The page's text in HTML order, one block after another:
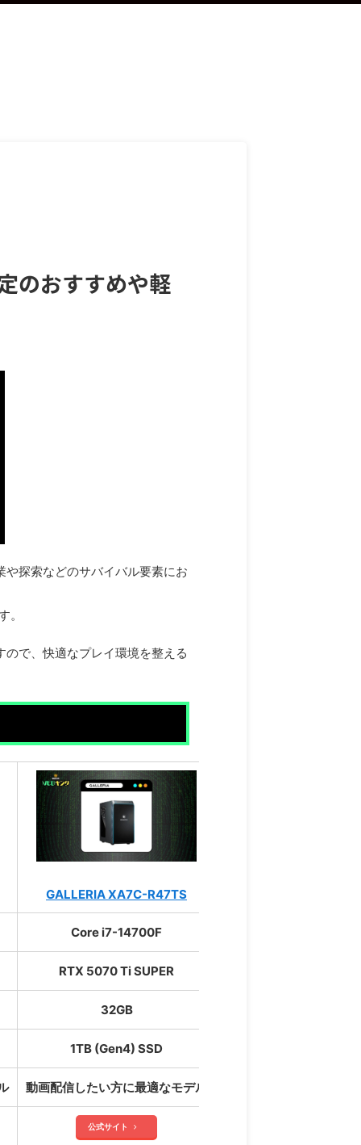
のおすすめや軽
探索などのサバイバル要素にお
。
で、快適なプレイ環境を整える
GALLERIA XA7C-R47TS
Core i7-14700F
RTX 5070 Ti SUPER
32GB
1TB (Gen4) SSD
動画配信したい方に最適なモデル
公式サイト